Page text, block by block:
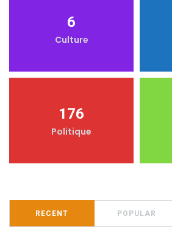
6
Culture
176
Politique
RECENT POPULAR